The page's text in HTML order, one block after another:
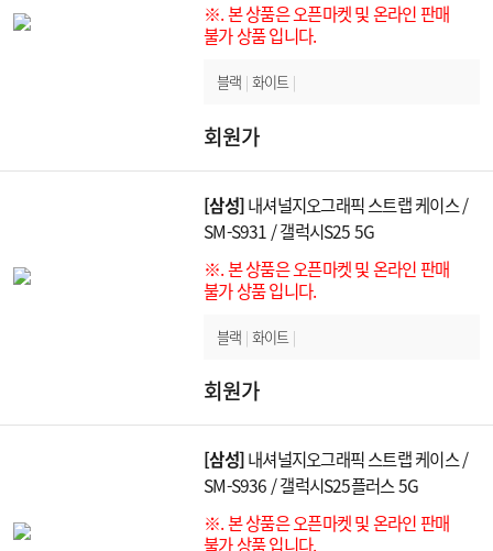
※. 본 상품은 오픈마켓 및 온라인 판매
불가 상품 입니다.
블랙 | 화이트 |
회원가
[삼성]내셔널지오그래픽 스트랩 케이스 /
SM-S931 / 갤럭시S25 5G
※. 본 상품은 오픈마켓 및 온라인 판매
불가 상품 입니다.
블랙 | 화이트 |
회원가
[삼성]내셔널지오그래픽 스트랩 케이스 /
SM-S936 / 갤럭시S25플러스 5G
※. 본 상품은 오픈마켓 및 온라인 판매
불가 상품 입니다.